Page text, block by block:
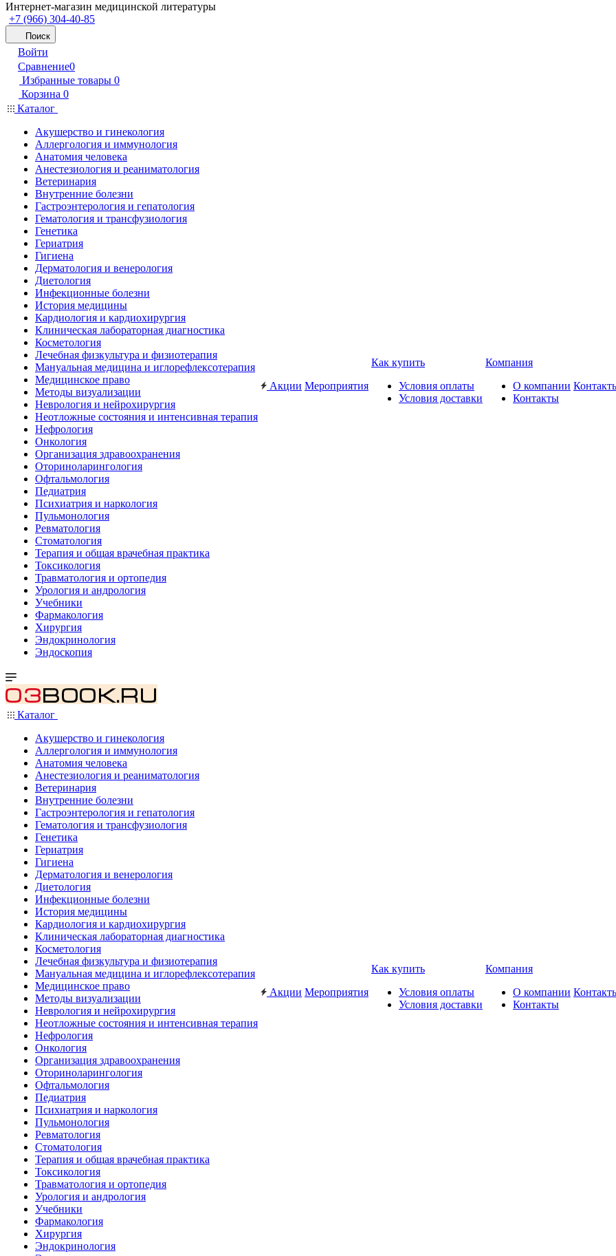
Интернет-магазин медицинской литературы
+7 (966) 304-40-85
Поиск
Войти
Сравнение0
Избранные товары 0
Корзина 0
Каталог
Акушерство и гинекология
Аллергология и иммунология
Анатомия человека
Анестезиология и реаниматология
Ветеринария
Внутренние болезни
Гастроэнтерология и гепатология
Гематология и трансфузиология
Генетика
Гериатрия
Гигиена
Дерматология и венерология
Диетология
Инфекционные болезни
История медицины
Кардиология и кардиохирургия
Клиническая лабораторная диагностика
Косметология
Лечебная физкультура и физиотерапия
Мануальная медицина и иглорефлексотерапия
Медицинское право
Методы визуализации
Неврология и нейрохирургия
Неотложные состояния и интенсивная терапия
Нефрология
Онкология
Организация здравоохранения
Оториноларингология
Офтальмология
Педиатрия
Психиатрия и наркология
Пульмонология
Ревматология
Стоматология
Терапия и общая врачебная практика
Токсикология
Травматология и ортопедия
Урология и андрология
Учебники
Фармакология
Хирургия
Эндокринология
Эндоскопия
Акции Мероприятия
Как купить
Условия оплаты
Условия доставки
Компания
О компании
Контакты
Каталог
Акушерство и гинекология
Аллергология и иммунология
Анатомия человека
Анестезиология и реаниматология
Ветеринария
Внутренние болезни
Гастроэнтерология и гепатология
Гематология и трансфузиология
Генетика
Гериатрия
Гигиена
Дерматология и венерология
Диетология
Инфекционные болезни
История медицины
Кардиология и кардиохирургия
Клиническая лабораторная диагностика
Косметология
Лечебная физкультура и физиотерапия
Мануальная медицина и иглорефлексотерапия
Медицинское право
Методы визуализации
Неврология и нейрохирургия
Неотложные состояния и интенсивная терапия
Нефрология
Онкология
Организация здравоохранения
Оториноларингология
Офтальмология
Педиатрия
Психиатрия и наркология
Пульмонология
Ревматология
Стоматология
Терапия и общая врачебная практика
Токсикология
Травматология и ортопедия
Урология и андрология
Учебники
Фармакология
Хирургия
Эндокринология
Акции Мероприятия
Как купить
Условия оплаты
Условия доставки
Компания
О компании
Контакты